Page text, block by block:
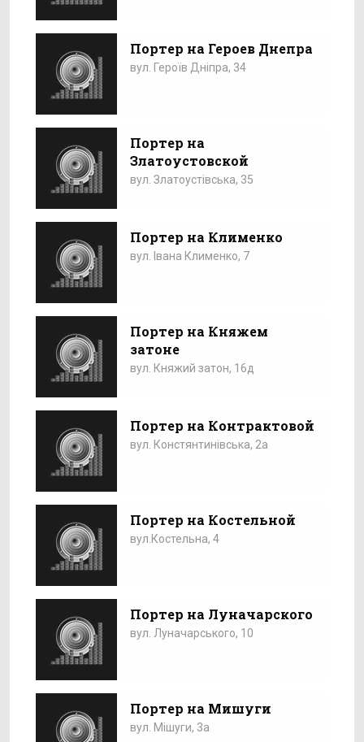
Портер на Героев Днепра
вул. Героїв Дніпра, 34
Портер на
Златоустовской
вул. Златоустівська, 35
Портер на Клименко
вул. Івана Клименко, 7
Портер на Княжем
затоне
вул. Княжий затон, 16д
Портер на Контрактовой
вул. Констянтинівська, 2а
Портер на Костельной
вул.Костельна, 4
Портер на Луначарского
вул. Луначарського, 10
Портер на Мишуги
вул. Мішуги, 3а